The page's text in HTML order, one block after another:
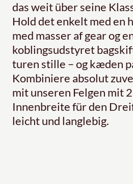
das weit über seine
Hold det enkelt med en
med masser af gear og
koblingsudstyret
turen stille – og kæden
Kombiniere absolut
mit unseren Felgen mit
Innenbreite für den
leicht und langlebig.